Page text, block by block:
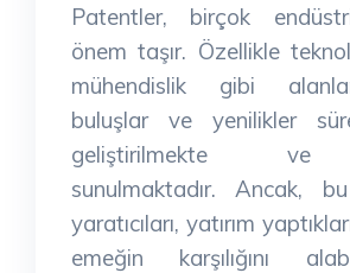
Patentler, birçok
önem taşır. Özellikle
mühendislik gibi
buluşlar ve yenilikler
geliştirilmekte ve
sunulmaktadır. Ancak,
yaratıcıları, yatırım
emeğin karşılığını